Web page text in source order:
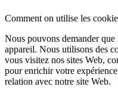
Comment on utilise les
Nous pouvons demander
appareil. Nous utilisons des
vous visitez nos sites Web,
pour enrichir votre
relation avec notre site Web.